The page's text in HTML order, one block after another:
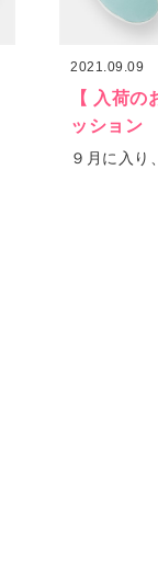
2021.09.09
【 入荷の
ッション
９月に入